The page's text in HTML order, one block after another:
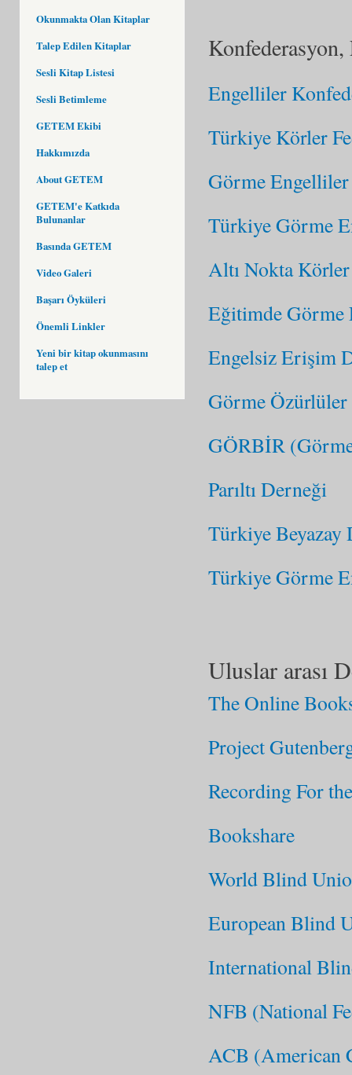
Okunmakta Olan Kitaplar
Talep Edilen Kitaplar
Sesli Kitap Listesi
Sesli Betimleme
GETEM Ekibi
Hakkımızda
About GETEM
GETEM'e Katkıda
Bulunanlar
Basında GETEM
Video Galeri
Başarı Öyküleri
Önemli Linkler
Yeni bir kitap okunmasını
talep et
Engelliler
Türkiye Körler
Görme Engelliler
Türkiye Görme
Altı Nokta
Eğitimde
Engelsiz Erişim
Görme
GÖRBİR
Parıltı Derneği
Türkiye Beyazay
Türkiye Görme
Uluslar arası
The Online
Project
Recording For
Bookshare
World Blind
European Blind
International
NFB (National
ACB (American